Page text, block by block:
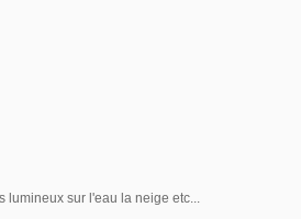
lumineux sur l'eau la neige etc...